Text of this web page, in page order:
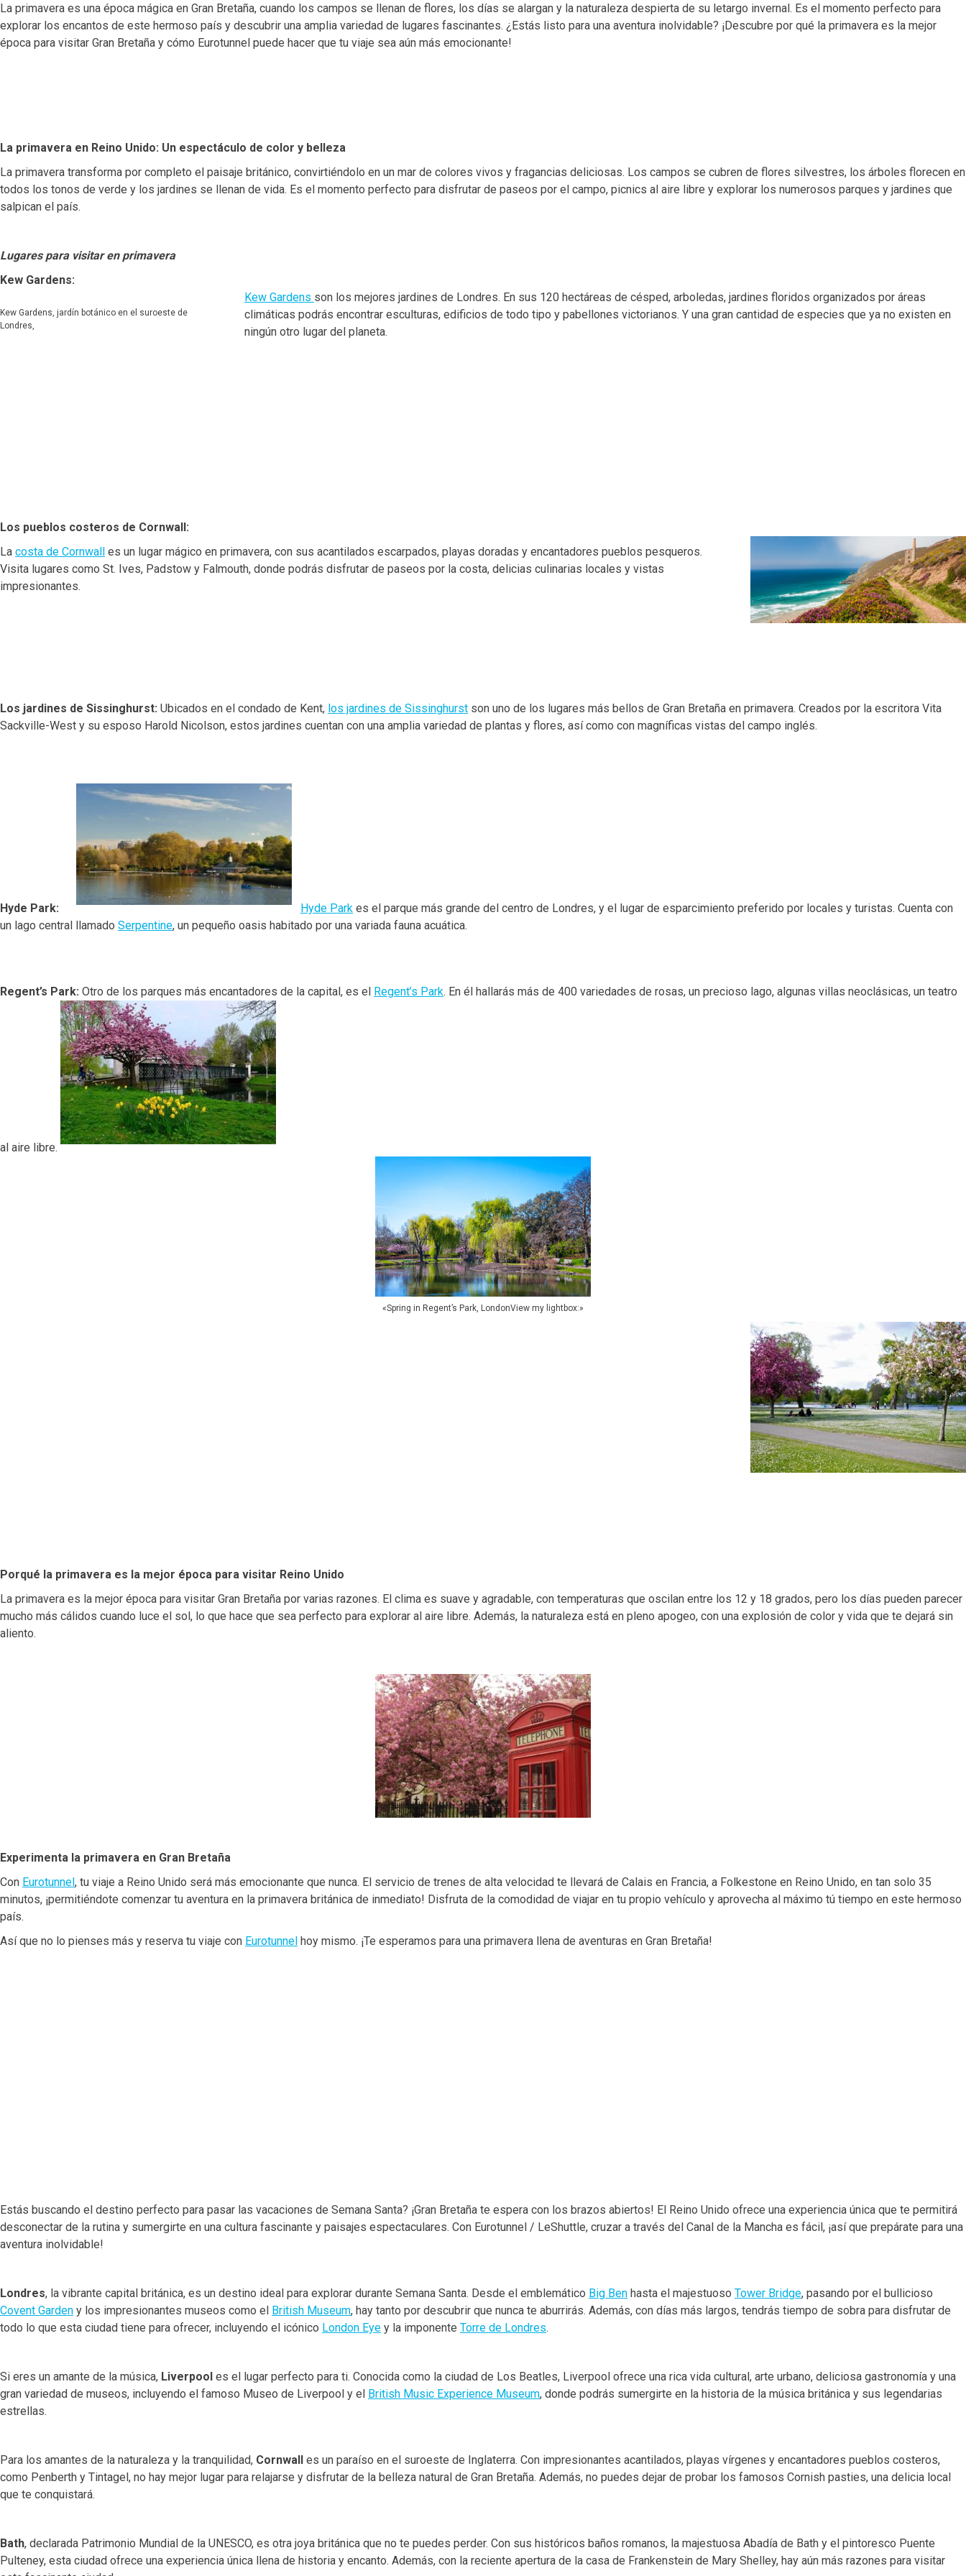
La primavera es una época mágica en Gran Bretaña, cuando los campos se llenan de flores, los días se alargan y la naturaleza despierta de su letargo invernal. Es el momento perfecto para
explorar los encantos de este hermoso país y descubrir una amplia variedad de lugares fascinantes. ¿Estás listo para una aventura inolvidable? ¡Descubre por qué la primavera es la mejor
época para visitar Gran Bretaña y cómo Eurotunnel puede hacer que tu viaje sea aún más emocionante!
La primavera en Reino Unido: Un espectáculo de color y belleza
La primavera transforma por completo el paisaje británico, convirtiéndolo en un mar de colores vivos y fragancias deliciosas. Los campos se cubren de flores silvestres, los árboles florecen en
todos los tonos de verde y los jardines se llenan de vida. Es el momento perfecto para disfrutar de paseos por el campo, picnics al aire libre y explorar los numerosos parques y jardines que
salpican el país.
Lugares para visitar en primavera
Kew Gardens:
Kew Gardens, jardín botánico en el suroeste de
Londres,
Kew Gardens son los mejores jardines de Londres. En sus 120 hectáreas de césped, arboledas, jardines floridos organizados por áreas
climáticas podrás encontrar esculturas, edificios de todo tipo y pabellones victorianos. Y una gran cantidad de especies que ya no existen en
ningún otro lugar del planeta.
Los pueblos costeros de Cornwall:
La costa de Cornwall es un lugar mágico en primavera, con sus acantilados escarpados, playas doradas y encantadores pueblos pesqueros.
Visita lugares como St. Ives, Padstow y Falmouth, donde podrás disfrutar de paseos por la costa, delicias culinarias locales y vistas
impresionantes.
Los jardines de Sissinghurst: Ubicados en el condado de Kent, los jardines de Sissinghurst son uno de los lugares más bellos de Gran Bretaña en primavera. Creados por la escritora Vita
Sackville-West y su esposo Harold Nicolson, estos jardines cuentan con una amplia variedad de plantas y flores, así como con magníficas vistas del campo inglés.
Hyde Park: Hyde Park es el parque más grande del centro de Londres, y el lugar de esparcimiento preferido por locales y turistas. Cuenta con
un lago central llamado Serpentine, un pequeño oasis habitado por una variada fauna acuática.
Regent’s Park: Otro de los parques más encantadores de la capital, es el Regent’s Park. En él hallarás más de 400 variedades de rosas, un precioso lago, algunas villas neoclásicas, un teatro
al aire libre.
«Spring in Regent’s Park, LondonView my lightbox:»
Porqué la primavera es la mejor época para visitar Reino Unido
La primavera es la mejor época para visitar Gran Bretaña por varias razones. El clima es suave y agradable, con temperaturas que oscilan entre los 12 y 18 grados, pero los días pueden parecer
mucho más cálidos cuando luce el sol, lo que hace que sea perfecto para explorar al aire libre. Además, la naturaleza está en pleno apogeo, con una explosión de color y vida que te dejará sin
aliento.
Experimenta la primavera en Gran Bretaña
Con Eurotunnel, tu viaje a Reino Unido será más emocionante que nunca. El servicio de trenes de alta velocidad te llevará de Calais en Francia, a Folkestone en Reino Unido, en tan solo 35
minutos, ¡permitiéndote comenzar tu aventura en la primavera británica de inmediato! Disfruta de la comodidad de viajar en tu propio vehículo y aprovecha al máximo tú tiempo en este hermoso
país.
Así que no lo pienses más y reserva tu viaje con Eurotunnel hoy mismo. ¡Te esperamos para una primavera llena de aventuras en Gran Bretaña!
Estás buscando el destino perfecto para pasar las vacaciones de Semana Santa? ¡Gran Bretaña te espera con los brazos abiertos! El Reino Unido ofrece una experiencia única que te permitirá
desconectar de la rutina y sumergirte en una cultura fascinante y paisajes espectaculares. Con Eurotunnel / LeShuttle, cruzar a través del Canal de la Mancha es fácil, ¡así que prepárate para una
aventura inolvidable!
Londres, la vibrante capital británica, es un destino ideal para explorar durante Semana Santa. Desde el emblemático Big Ben hasta el majestuoso Tower Bridge, pasando por el bullicioso
Covent Garden y los impresionantes museos como el British Museum, hay tanto por descubrir que nunca te aburrirás. Además, con días más largos, tendrás tiempo de sobra para disfrutar de
todo lo que esta ciudad tiene para ofrecer, incluyendo el icónico London Eye y la imponente Torre de Londres.
Si eres un amante de la música, Liverpool es el lugar perfecto para ti. Conocida como la ciudad de Los Beatles, Liverpool ofrece una rica vida cultural, arte urbano, deliciosa gastronomía y una
gran variedad de museos, incluyendo el famoso Museo de Liverpool y el British Music Experience Museum, donde podrás sumergirte en la historia de la música británica y sus legendarias
estrellas.
Para los amantes de la naturaleza y la tranquilidad, Cornwall es un paraíso en el suroeste de Inglaterra. Con impresionantes acantilados, playas vírgenes y encantadores pueblos costeros,
como Penberth y Tintagel, no hay mejor lugar para relajarse y disfrutar de la belleza natural de Gran Bretaña. Además, no puedes dejar de probar los famosos Cornish pasties, una delicia local
que te conquistará.
Bath, declarada Patrimonio Mundial de la UNESCO, es otra joya británica que no te puedes perder. Con sus históricos baños romanos, la majestuosa Abadía de Bath y el pintoresco Puente
Pulteney, esta ciudad ofrece una experiencia única llena de historia y encanto. Además, con la reciente apertura de la casa de Frankenstein de Mary Shelley, hay aún más razones para visitar